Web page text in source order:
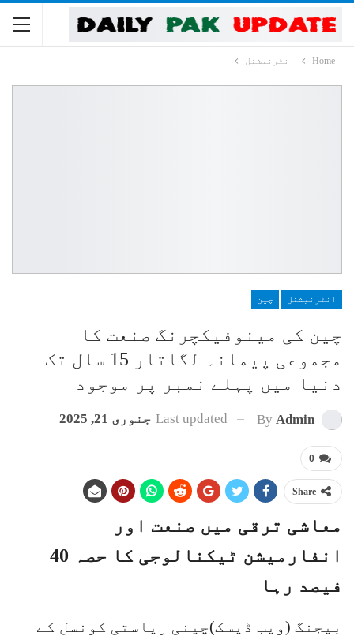
Home انٹرنیشنل
انٹرنیشنل چین
چین کی مینوفیکچرنگ صنعت کا
مجموعی پیمانہ لگاتار 15 سال تک
دنیا میں پہلے نمبر پر موجود
By Admin
Last updated جنوری 21, 2025
0
Share
معاشی ترقی میں صنعت اور
انفارمیشن ٹیکنالوجی کا حصہ 40
فیصد رہا
بیجنگ (ویب ڈیسک)چینی ریاستی کونسل کے